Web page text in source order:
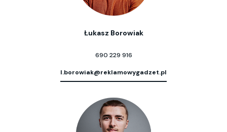
Łukasz Borowiak
690 229 916
l.borowiak@reklamowygadzet.pl